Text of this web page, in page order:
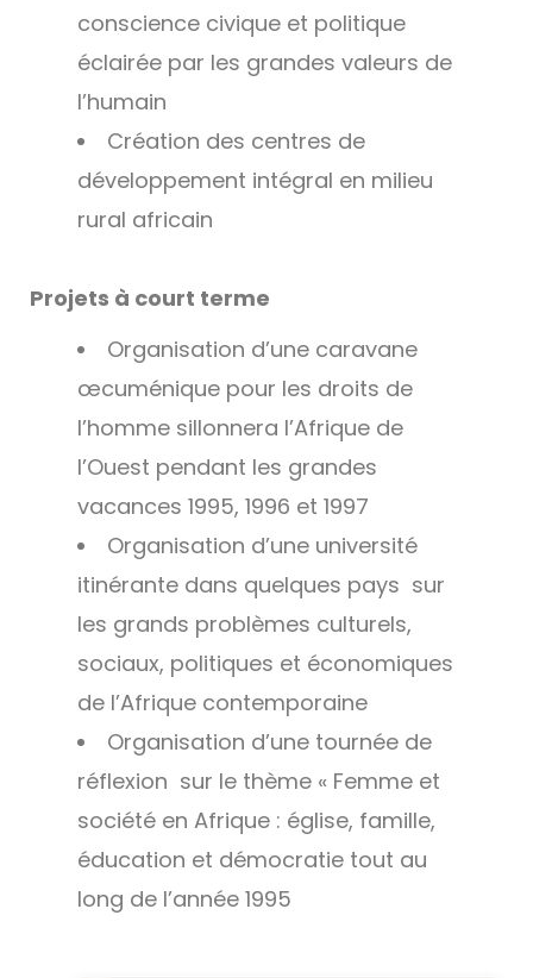
conscience civique et politique
éclairée par les grandes valeurs de
l’humain
Création des centres de
développement intégral en milieu
rural africain
Projets à court terme
Organisation d’une caravane
œcuménique pour les droits de
l’homme sillonnera l’Afrique de
l’Ouest pendant les grandes
vacances 1995, 1996 et 1997
Organisation d’une université
itinérante dans quelques pays sur
les grands problèmes culturels,
sociaux, politiques et économiques
de l’Afrique contemporaine
Organisation d’une tournée de
réflexion sur le thème « Femme et
société en Afrique : église, famille,
éducation et démocratie tout au
long de l’année 1995